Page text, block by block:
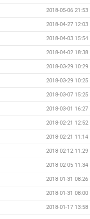
2018-05-06 21:53
2018-04-27 12:03
2018-04-03 15:54
2018-04-02 18:38
2018-03-29 10:29
2018-03-29 10:25
2018-03-07 15:25
2018-03-01 16:27
2018-02-21 12:52
2018-02-21 11:14
2018-02-12 11:29
2018-02-05 11:34
2018-01-31 08:26
2018-01-31 08:00
2018-01-17 13:58